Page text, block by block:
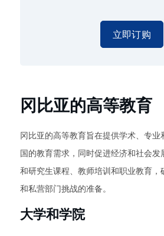
立即订购
冈比亚的高等教育
冈比亚的高等教育旨在提供学术、专
国的教育需求，同时促进经济和社会
和研究生课程、教师培训和职业教育
和私营部门挑战的准备。
大学和学院